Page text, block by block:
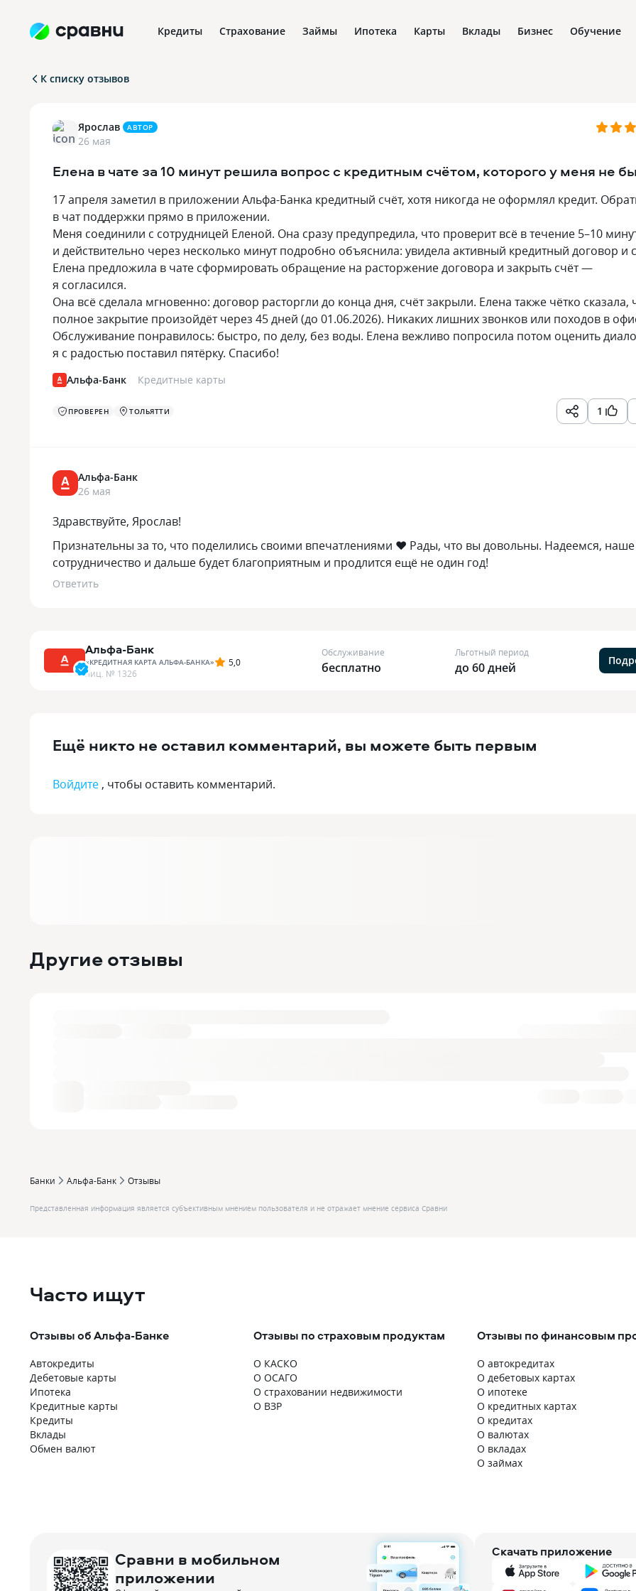
Кредиты Страхование Займы Ипотека Карты Вклады Бизнес Обучение
К списку отзывов
Ярослав АВТОР
26 мая
Елена в чате за 10 минут решила вопрос с кредитным счётом, которого у меня не
17 апреля заметил в приложении Альфа-Банка кредитный счёт, хотя никогда не оформлял кредит.
в чат поддержки прямо в приложении.
Меня соединили с сотрудницей Еленой. Она сразу предупредила, что проверит всё в течение 5–10
и действительно через несколько минут подробно объяснила: увидела активный кредитный договор и
Елена предложила в чате сформировать обращение на расторжение договора и закрыть счёт —
я согласился.
Она всё сделала мгновенно: договор расторгли до конца дня, счёт закрыли. Елена также чётко сказала,
полное закрытие произойдёт через 45 дней (до 01.06.2026). Никаких лишних звонков или походов в
Обслуживание понравилось: быстро, по делу, без воды. Елена вежливо попросила потом оценить
я с радостью поставил пятёрку. Спасибо!
Альфа-Банк Кредитные карты
ПРОВЕРЕН ТОЛЬЯТТИ 1
Альфа-Банк
26 мая
Здравствуйте, Ярослав!
Признательны за то, что поделились своими впечатлениями ❤ Рады, что вы довольны. Надеемся, наше
сотрудничество и дальше будет благоприятным и продлится ещё не один год!
Ответить
Альфа-Банк
«КРЕДИТНАЯ КАРТА АЛЬФА-БАНКА»
5,0
лиц. № 1326
Обслуживание
бесплатно
Льготный период
до 60 дней
Ещё никто не оставил комментарий, вы можете быть первым
Войдите , чтобы оставить комментарий.
Другие отзывы
Банки Альфа-Банк Отзывы
Представленная информация является субъективным мнением пользователя и не отражает мнение сервиса Сравни
Часто ищут
Отзывы об Альфа-Банке
Автокредиты
Дебетовые карты
Ипотека
Кредитные карты
Кредиты
Вклады
Обмен валют
Отзывы по страховым продуктам
О КАСКО
О ОСАГО
О страховании недвижимости
О ВЗР
Отзывы по финансовым
О автокредитах
О дебетовых картах
О ипотеке
О кредитных картах
О кредитах
О валютах
О вкладах
О займах
Сравни в мобильном
приложении
Скачать приложение